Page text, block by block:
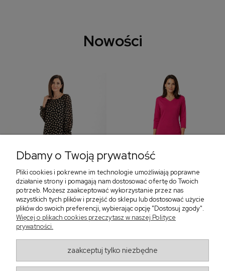
Nowości
Sukienka z falbaną i
bufiastym rękawem w
405,30 zł
Sukienka z dekoltem w
299,00 zł
‹
Dbamy o Twoją prywatność
Pliki cookies i pokrewne im technologie umożliwiają poprawne
działanie strony i pomagają nam dostosować ofertę do Twoich
potrzeb. Możesz zaakceptować wykorzystanie przez nas
wszystkich tych plików i przejść do sklepu lub dostosować użycie
plików do swoich preferencji, wybierając opcję "Dostosuj zgody".
Więcej o plikach cookies przeczytasz w naszej Polityce
prywatności.
zaakceptuj tylko niezbędne